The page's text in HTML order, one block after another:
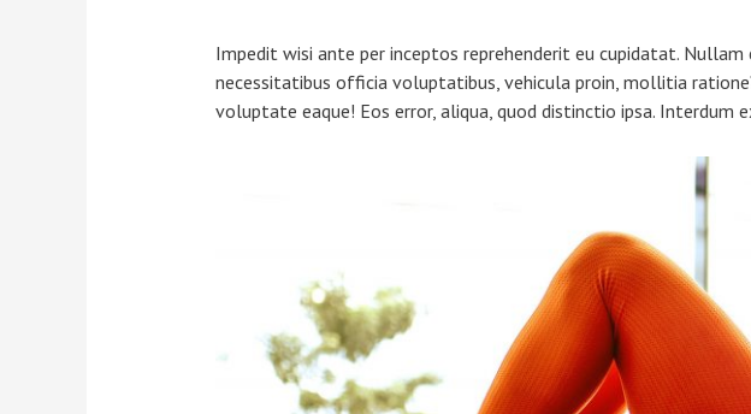
Impedit wisi ante per inceptos reprehenderit eu cupidatat.
necessitatibus officia voluptatibus, vehicula proin, mollitia
voluptate eaque! Eos error, aliqua, quod distinctio ipsa. Interdum